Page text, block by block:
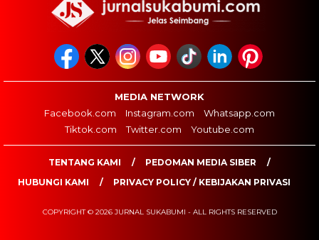
MEDIA NETWORK
Facebook.com
Instagram.com
Whatsapp.com
Tiktok.com
Twitter.com Youtube.com
TENTANG KAMI
PEDOMAN MEDIA SIBER
HUBUNGI KAMI
PRIVACY POLICY / KEBIJAKAN PRIVASI
COPYRIGHT © 2026 JURNAL SUKABUMI - ALL RIGHTS RESERVED